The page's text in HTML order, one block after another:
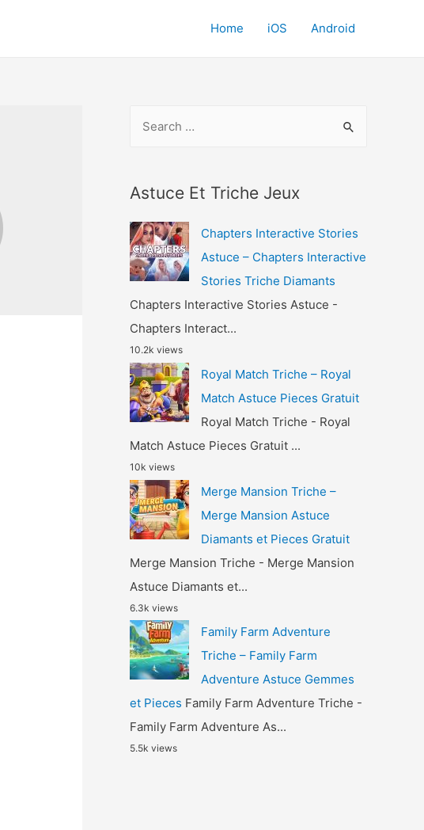
Home iOS Android
r
h
f
o
r
:
Astuce Et Triche Jeux
Chapters Interactive Stories
Astuce – Chapters Interactive
Stories Triche Diamants
Chapters Interactive Stories Astuce -
Chapters Interact...
10.2k views
Royal Match Triche – Royal
Match Astuce Pieces Gratuit
Royal Match Triche - Royal
Match Astuce Pieces Gratuit ...
10k views
Merge Mansion Triche –
Merge Mansion Astuce
Diamants et Pieces Gratuit
Merge Mansion Triche - Merge Mansion
Astuce Diamants et...
6.3k views
Family Farm Adventure
Triche – Family Farm
Adventure Astuce Gemmes
et Pieces Family Farm Adventure Triche -
Family Farm Adventure As...
5.5k views